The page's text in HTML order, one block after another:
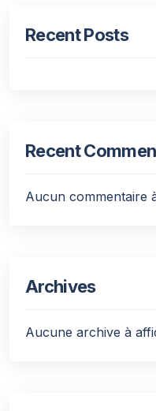
Recent Posts
Recent
Aucun commentaire
Archives
Aucune archive à